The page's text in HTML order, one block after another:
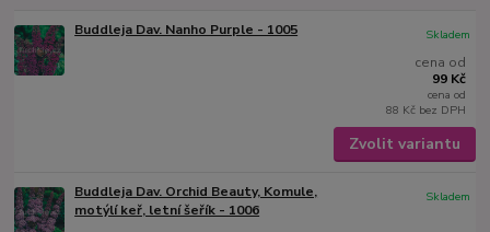
Buddleja Dav. Nanho Purple - 1005
cena od
99 Kč
cena od
88 Kč bez DPH
Skladem
Zvolit variantu
Buddleja Dav. Orchid Beauty, Komule,
motýlí keř, letní šeřík - 1006
Skladem